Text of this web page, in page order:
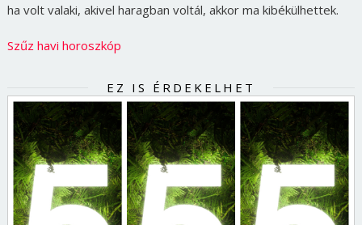
ha volt valaki, akivel haragban voltál, akkor ma kibékülhettek.
Szűz havi horoszkóp
EZ IS ÉRDEKELHET